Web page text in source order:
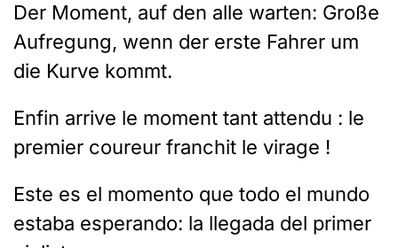
Der Moment, auf den alle warten: Große
Aufregung, wenn der erste Fahrer um
die Kurve kommt.
Enfin arrive le moment tant attendu : le
premier coureur franchit le virage !
Este es el momento que todo el mundo
estaba esperando: la llegada del primer